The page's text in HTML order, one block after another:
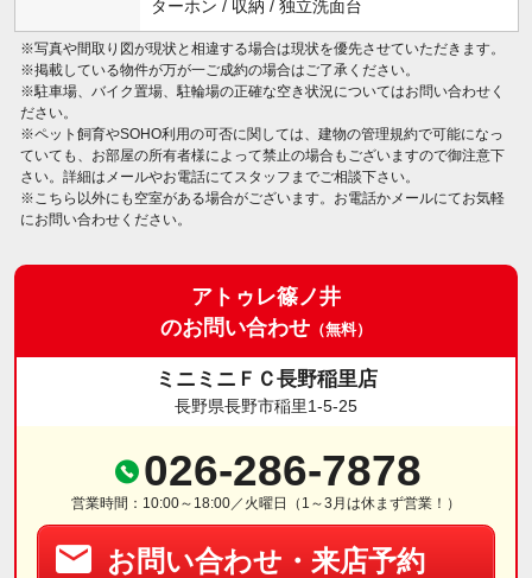
ターホン / 収納 / 独立洗面台
※写真や間取り図が現状と相違する場合は現状を優先させていただきます。
※掲載している物件が万が一ご成約の場合はご了承ください。
※駐車場、バイク置場、駐輪場の正確な空き状況についてはお問い合わせく
ださい。
※ペット飼育やSOHO利用の可否に関しては、建物の管理規約で可能になっ
ていても、お部屋の所有者様によって禁止の場合もございますので御注意下
さい。詳細はメールやお電話にてスタッフまでご相談下さい。
※こちら以外にも空室がある場合がございます。お電話かメールにてお気軽
にお問い合わせください。
アトゥレ篠ノ井
のお問い合わせ （無料）
ミニミニＦＣ長野稲里店
長野県長野市稲里1-5-25
026-286-7878
営業時間：10:00～18:00／火曜日（1～3月は休まず営業！）
お問い合わせ・来店予約